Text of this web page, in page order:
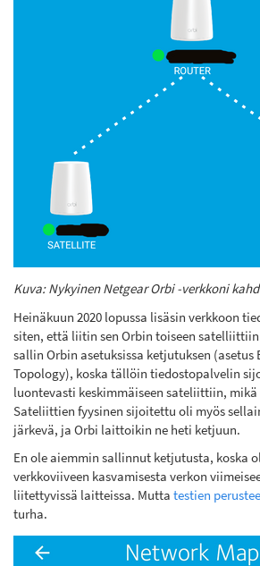
Kuva: Nykyinen Netgear Orbi -verkkoni
Heinäkuun 2020 lopussa lisäsin verkkoon
siten, että liitin sen Orbin toiseen
sallin Orbin asetuksissa ketjutuksen (asetus
Topology), koska tällöin tiedostopalvelin
luontevasti keskimmäiseen sateliittiin,
Sateliittien fyysinen sijoitettu oli myös
järkevä, ja Orbi laittoikin ne heti ketjuun.
En ole aiemmin sallinnut ketjutusta, koska
verkkoviiveen kasvamisesta verkon
liitettyvissä laitteissa. Mutta testien
turha.